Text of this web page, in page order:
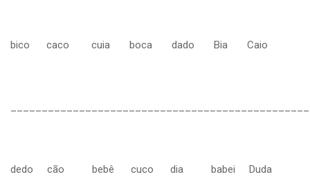
bico caco cuia boca dado Bia Caio
dedo cão bebê cuco dia babei Duda